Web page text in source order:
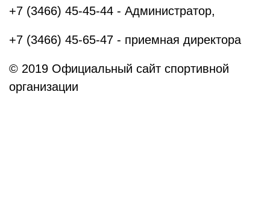
+7 (3466) 45-45-44 - Администратор,
+7 (3466) 45-65-47 - приемная директора
© 2019 Официальный сайт спортивной
организации